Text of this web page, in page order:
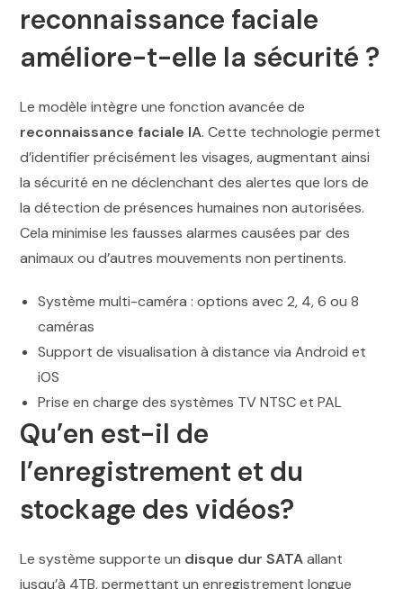
reconnaissance faciale
améliore-t-elle la sécurité ?
Le modèle intègre une fonction avancée de
reconnaissance faciale IA. Cette technologie permet
d’identifier précisément les visages, augmentant ainsi
la sécurité en ne déclenchant des alertes que lors de
la détection de présences humaines non autorisées.
Cela minimise les fausses alarmes causées par des
animaux ou d’autres mouvements non pertinents.
Système multi-caméra : options avec 2, 4, 6 ou 8
caméras
Support de visualisation à distance via Android et
iOS
Prise en charge des systèmes TV NTSC et PAL
Qu’en est-il de
l’enregistrement et du
stockage des vidéos?
Le système supporte un disque dur SATAallant
jusqu’à 4TB, permettant un enregistrement longue